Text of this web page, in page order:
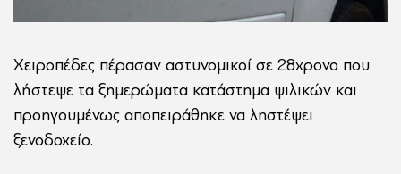
Χειροπέδες πέρασαν αστυνομικοί σε 28χρονο που
λήστεψε τα ξημερώματα κατάστημα ψιλικών και
προηγουμένως αποπειράθηκε να ληστέψει
ξενοδοχείο.